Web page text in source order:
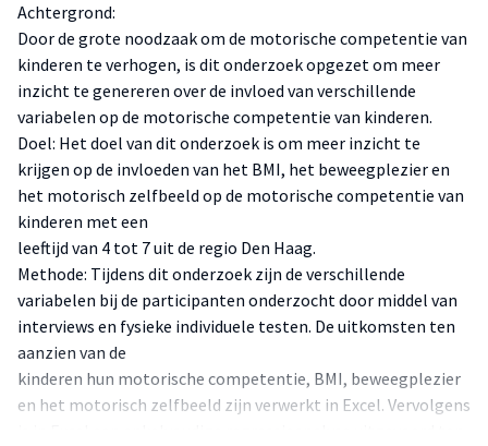
Achtergrond:
Door de grote noodzaak om de motorische competentie van
kinderen te verhogen, is dit onderzoek opgezet om meer
inzicht te genereren over de invloed van verschillende
variabelen op de motorische competentie van kinderen.
Doel: Het doel van dit onderzoek is om meer inzicht te
krijgen op de invloeden van het BMI, het beweegplezier en
het motorisch zelfbeeld op de motorische competentie van
kinderen met een
leeftijd van 4 tot 7 uit de regio Den Haag.
Methode: Tijdens dit onderzoek zijn de verschillende
variabelen bij de participanten onderzocht door middel van
interviews en fysieke individuele testen. De uitkomsten ten
aanzien van de
kinderen hun motorische competentie, BMI, beweegplezier
en het motorisch zelfbeeld zijn verwerkt in Excel. Vervolgens